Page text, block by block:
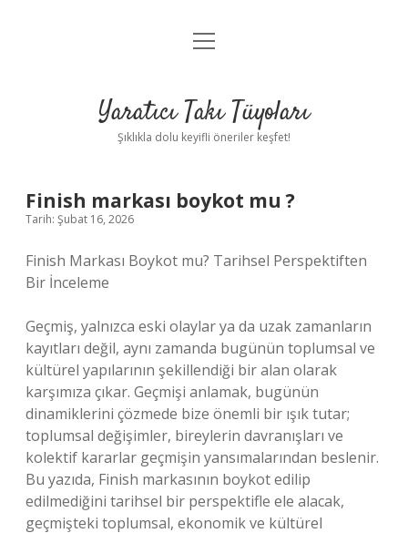
Anasayfa
Yasal Uyarı
menüyü
Yaratıcı Takı Tüyoları
Şıklıkla dolu keyifli öneriler keşfet!
Finish markası boykot mu ?
Tarih: Şubat 16, 2026
Finish Markası Boykot mu? Tarihsel Perspektiften
Bir İnceleme
Geçmiş, yalnızca eski olaylar ya da uzak zamanların
kayıtları değil, aynı zamanda bugünün toplumsal ve
kültürel yapılarının şekillendiği bir alan olarak
karşımıza çıkar. Geçmişi anlamak, bugünün
dinamiklerini çözmede bize önemli bir ışık tutar;
toplumsal değişimler, bireylerin davranışları ve
kolektif kararlar geçmişin yansımalarından beslenir.
Bu yazıda, Finish markasının boykot edilip
edilmediğini tarihsel bir perspektifle ele alacak,
geçmişteki toplumsal, ekonomik ve kültürel